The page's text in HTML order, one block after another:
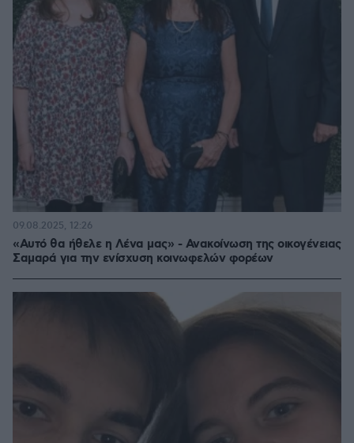
«Αυτό θα ήθελε η Λένα μας» - Ανακοίνωση της οικογένειας
Σαμαρά για την ενίσχυση κοινωφελών φορέων
09.08.2025, 12:26